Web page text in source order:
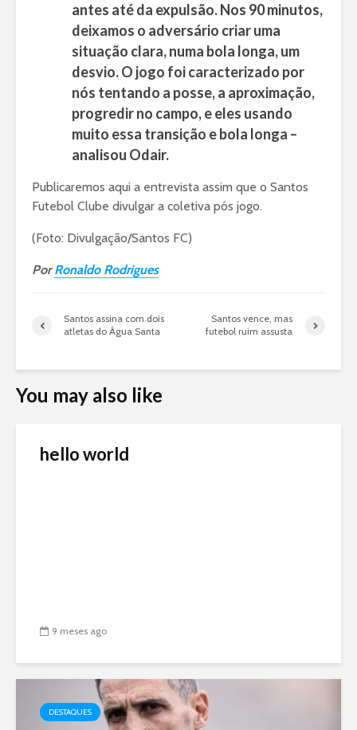
antes até da expulsão. Nos 90 minutos,
deixamos o adversário criar uma
situação clara, numa bola longa, um
desvio. O jogo foi caracterizado por
nós tentando a posse, a aproximação,
progredir no campo, e eles usando
muito essa transição e bola longa –
analisou Odair.
Publicaremos aqui a entrevista assim que o Santos
Futebol Clube divulgar a coletiva pós jogo.
(Foto: Divulgação/Santos FC)
PorRonaldo Rodrigues
Santos assina com dois
atletas do Água Santa
Santos vence, mas
futebol ruim assusta
You may also like
hello world
9 meses ago
DESTAQUES